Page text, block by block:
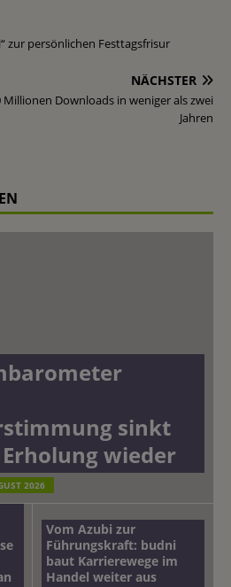
zur persönlichen Festtagsfrisur
NÄCHSTER
Downloads in weniger als zwei
Jahren
sinkt
wieder
2026
Vom Azubi zur
Führungskraft: budni
baut Karrierewege im
Handel weiter aus